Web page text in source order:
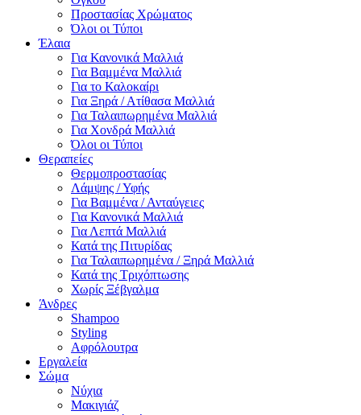
Προστασίας Χρώματος
Όλοι οι Τύποι
Έλαια
Για Κανονικά Μαλλιά
Για Βαμμένα Μαλλιά
Για το Καλοκαίρι
Για Ξηρά / Ατίθασα Μαλλιά
Για Ταλαιπωρημένα Μαλλιά
Για Χονδρά Μαλλιά
Όλοι οι Τύποι
Θεραπείες
Θερμοπροστασίας
Λάμψης / Υφής
Για Βαμμένα / Ανταύγειες
Για Κανονικά Μαλλιά
Για Λεπτά Μαλλιά
Κατά της Πιτυρίδας
Για Ταλαιπωρημένα / Ξηρά Μαλλιά
Κατά της Τριχόπτωσης
Χωρίς Ξέβγαλμα
Άνδρες
Shampoo
Styling
Αφρόλουτρα
Εργαλεία
Σώμα
Νύχια
Μακιγιάζ